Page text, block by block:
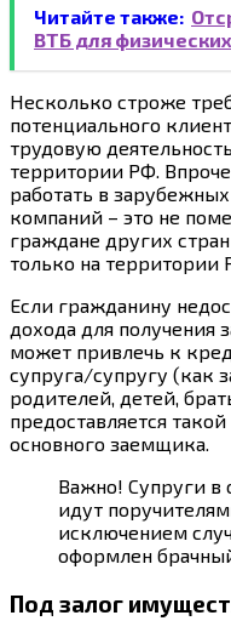
Читайте также:
ВТБ для
Несколько строже
потенциального
трудовую
территории РФ.
работать в
компаний – это не
граждане других
только на территории
Если гражданину
дохода для получения
может привлечь к
супруга/супругу (как
родителей, детей,
предоставляется
основного заемщика.
Важно! Супруги в
идут
исключением
оформлен
Под залог